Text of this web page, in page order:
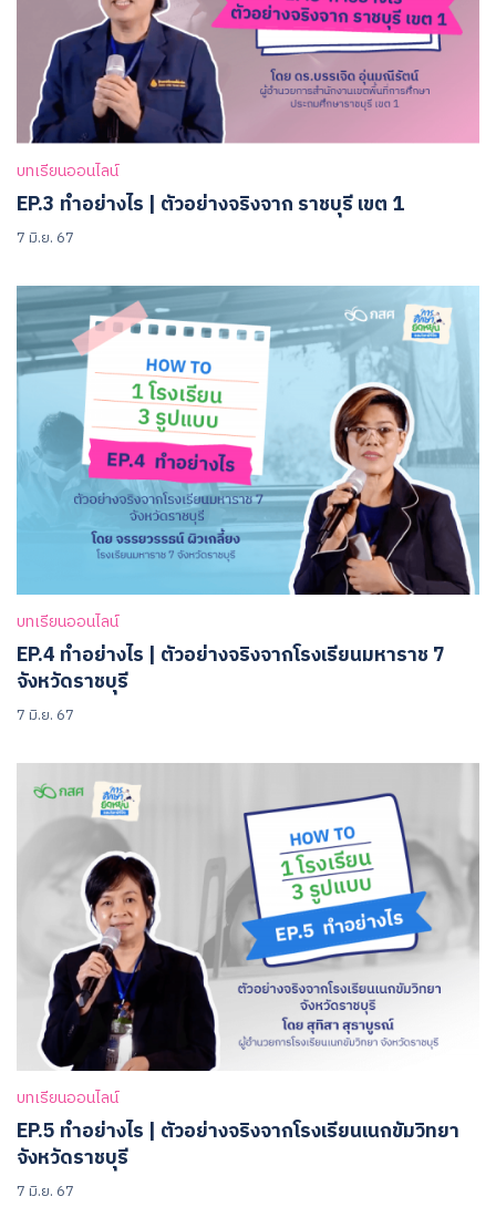
บทเรียนออนไลน์
EP.3 ทำอย่างไร | ตัวอย่างจริงจาก ราชบุรี เขต 1
7 มิ.ย. 67
บทเรียนออนไลน์
EP.4 ทำอย่างไร | ตัวอย่างจริงจากโรงเรียนมหาราช 7
จังหวัดราชบุรี
7 มิ.ย. 67
บทเรียนออนไลน์
EP.5 ทำอย่างไร | ตัวอย่างจริงจากโรงเรียนเนกขัมวิทยา
จังหวัดราชบุรี
7 มิ.ย. 67